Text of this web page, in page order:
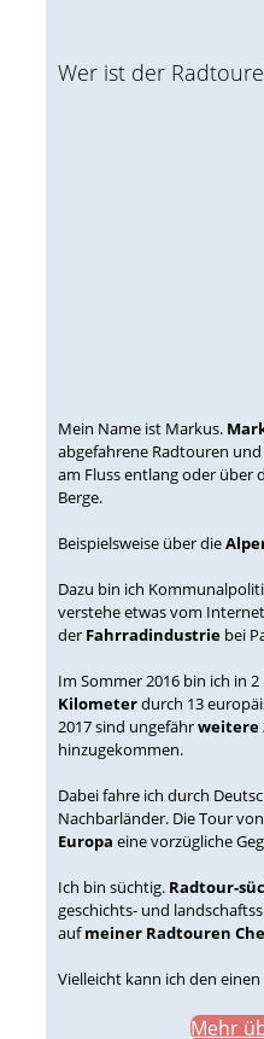
Wer ist der
Mein Name ist Markus.
abgefahrene Radtouren
am Fluss entlang oder über
Berge.
Beispielsweise über die
Dazu bin ich
verstehe etwas vom Internet
der Fahrradindustrie bei
Im Sommer 2016 bin ich in
Kilometerdurch 13
2017 sind ungefährweitere
hinzugekommen.
Dabei fahre ich durch
Nachbarländer. Die Tour
Europa eine vorzügliche
Ich bin süchtig. Radtour-
geschichts- und
aufmeiner Radtouren
Vielleicht kann ich den
Mehr